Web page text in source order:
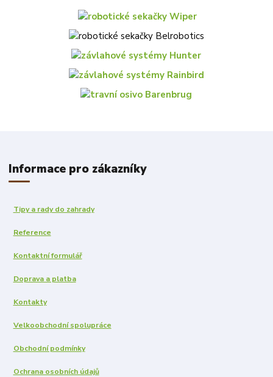
Informace pro zákazníky
Tipy a rady do zahrady
Reference
Kontaktní formulář
Doprava a platba
Kontakty
Velkoobchodní spolupráce
Obchodní podmínky
Ochrana osobních údajů